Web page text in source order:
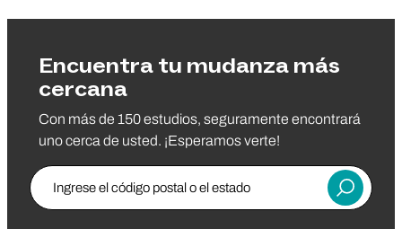
Encuentra tu mudanza más
cercana
Con más de 150 estudios, seguramente encontrará
uno cerca de usted. ¡Esperamos verte!
Ingrese el código postal o el estado
Entregar